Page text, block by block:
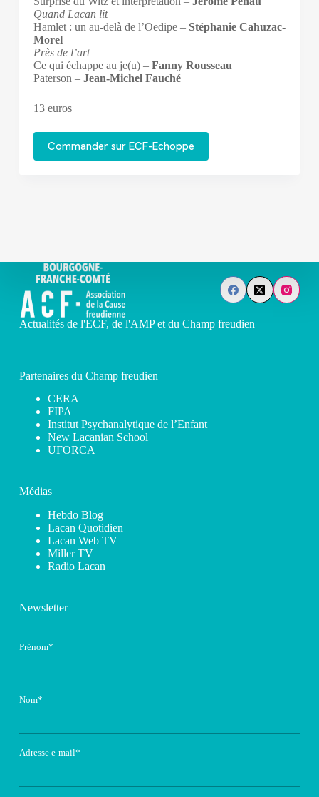
Quand Lacan lit
Hamlet : un au-delà de l’Oedipe – Stéphanie Cahuzac-
Morel
Près de l’art
Ce qui échappe au je(u) – Fanny Rousseau
Paterson – Jean-Michel Fauché
13 euros
Commander sur ECF-Echoppe
Actualités de l'ECF, de l'AMP et du Champ freudien
Partenaires du Champ freudien
CERA
FIPA
Institut Psychanalytique de l’Enfant
New Lacanian School
UFORCA
Médias
Hebdo Blog
Lacan Quotidien
Lacan Web TV
Miller TV
Radio Lacan
Newsletter
Prénom*
Nom*
Adresse e-mail*